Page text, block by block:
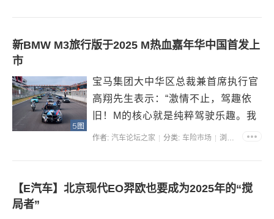
购车政策。 EO羿欧推出三种...
新BMW M3旅行版于2025 M热血嘉年华中国首发上
市
5图
宝马集团大中华区总裁兼首席执行官
高翔先生表示：“激情不止，驾趣依
旧！M的核心就是纯粹驾驶乐趣。我
们追求的是速度、是精准，致力于为
驾，更在于人，正是因为粉丝、车迷
作者: 汽车论坛之家 分类: 车险市场 浏览:66325
【E汽车】北京现代EO羿欧也要成为2025年的“搅
局者”